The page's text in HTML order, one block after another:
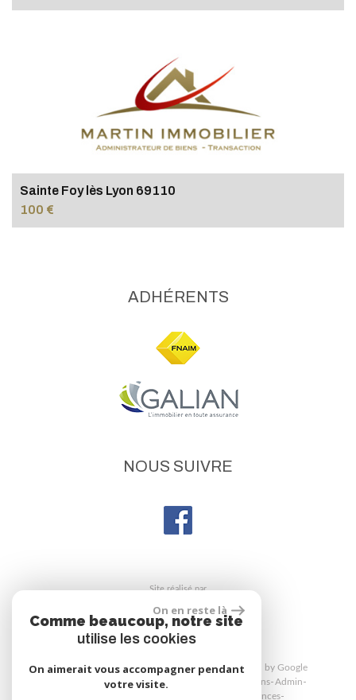
Sainte Foy lès Lyon 69110
100 €
NOUS SUIVRE
ADHÉRENTS
site réalisé par
© 2026 | Tous droits réservés | Traduction powered by Google
Mentions légales Liens Admin
Toutes nos annonces
On en reste là
Comme beaucoup, notre site
utilise les cookies
On aimerait vous accompagner pendant
votre visite.